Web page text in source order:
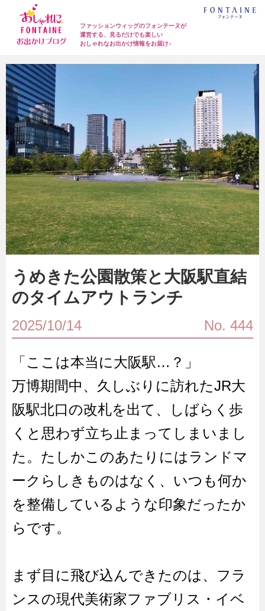
ファッションウィッグのフォンテーヌが
運営する、見るだけでも楽しい
おしゃれなお出かけ情報をお届け♪
うめきた公園散策と大阪駅直結
のタイムアウトランチ
2025/10/14 No. 444
「ここは本当に大阪駅…？」
万博期間中、久しぶりに訪れたJR大
阪駅北口の改札を出て、しばらく歩
くと思わず立ち止まってしまいまし
た。たしかこのあたりにはランドマ
ークらしきものはなく、いつも何か
を整備しているような印象だったか
らです。
まず目に飛び込んできたのは、フラ
ンスの現代美術家ファブリス・イベ